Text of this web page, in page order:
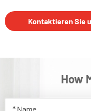
Kontaktieren Sie
How